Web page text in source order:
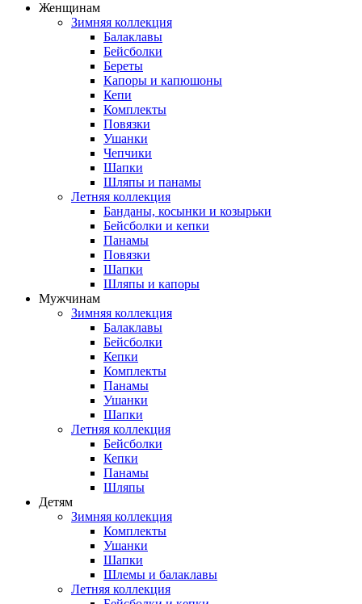
Женщинам
Зимняя коллекция
Балаклавы
Бейсболки
Береты
Капоры и капюшоны
Кепи
Комплекты
Повязки
Ушанки
Чепчики
Шапки
Шляпы и панамы
Летняя коллекция
Банданы, косынки и козырьки
Бейсболки и кепки
Панамы
Повязки
Шапки
Шляпы и капоры
Мужчинам
Зимняя коллекция
Балаклавы
Бейсболки
Кепки
Комплекты
Панамы
Ушанки
Шапки
Летняя коллекция
Бейсболки
Кепки
Панамы
Шляпы
Детям
Зимняя коллекция
Комплекты
Ушанки
Шапки
Шлемы и балаклавы
Летняя коллекция